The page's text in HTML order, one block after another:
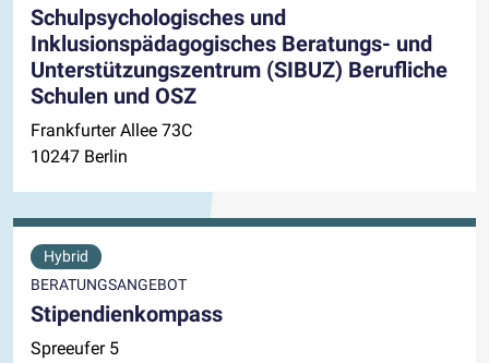
Schulpsychologisches und
Inklusionspädagogisches Beratungs- und
Unterstützungszentrum (SIBUZ) Berufliche
Schulen und OSZ
Frankfurter Allee 73C
10247 Berlin
Hybrid
BERATUNGSANGEBOT
Stipendienkompass
Spreeufer 5